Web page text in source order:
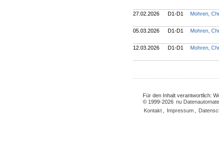
27.02.2026 D1-D1 Mohren,
05.03.2026 D1-D1 Mohren,
12.03.2026 D1-D1 Mohren,
Für den Inhalt verantwortlich:
© 1999-2026 nu
Kontakt
Impressum